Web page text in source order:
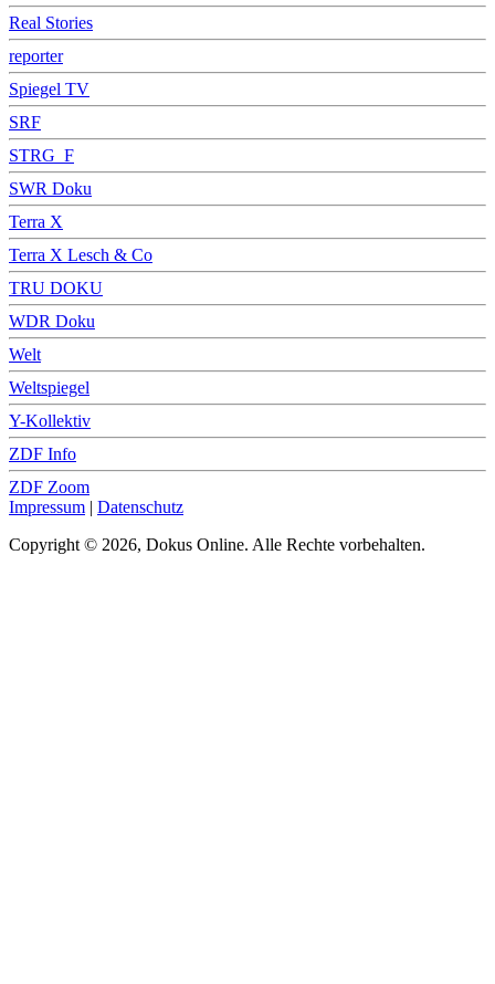
Real Stories
reporter
Spiegel TV
SRF
STRG_F
SWR Doku
Terra X
Terra X Lesch & Co
TRU DOKU
WDR Doku
Welt
Weltspiegel
Y-Kollektiv
ZDF Info
ZDF Zoom
Impressum | Datenschutz
Copyright © 2026, Dokus Online. Alle Rechte vorbehalten.